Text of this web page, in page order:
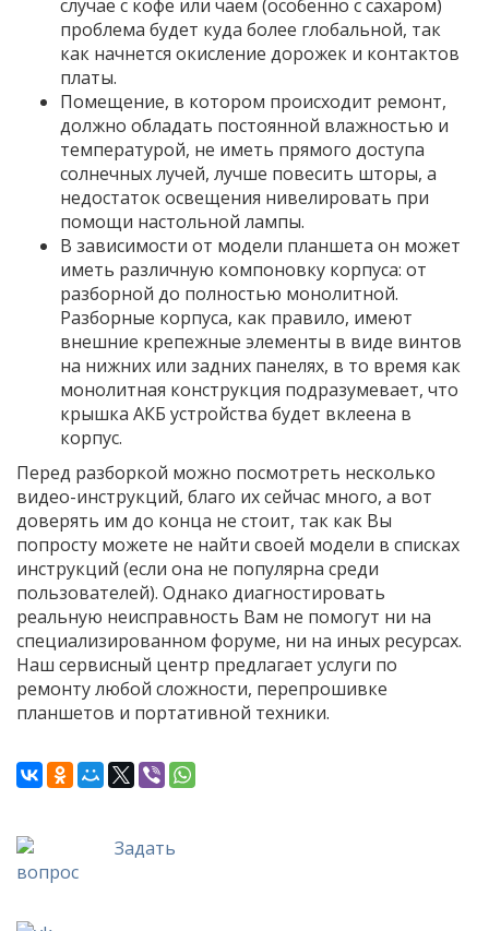
случае с кофе или чаем (особенно с сахаром)
проблема будет куда более глобальной, так
как начнется окисление дорожек и контактов
платы.
Помещение, в котором происходит ремонт,
должно обладать постоянной влажностью и
температурой, не иметь прямого доступа
солнечных лучей, лучше повесить шторы, а
недостаток освещения нивелировать при
помощи настольной лампы.
В зависимости от модели планшета он может
иметь различную компоновку корпуса: от
разборной до полностью монолитной.
Разборные корпуса, как правило, имеют
внешние крепежные элементы в виде винтов
на нижних или задних панелях, в то время как
монолитная конструкция подразумевает, что
крышка АКБ устройства будет вклеена в
корпус.
Перед разборкой можно посмотреть несколько
видео-инструкций, благо их сейчас много, а вот
доверять им до конца не стоит, так как Вы
попросту можете не найти своей модели в списках
инструкций (если она не популярна среди
пользователей). Однако диагностировать
реальную неисправность Вам не помогут ни на
специализированном форуме, ни на иных ресурсах.
Наш сервисный центр предлагает услуги по
ремонту любой сложности, перепрошивке
планшетов и портативной техники.
Задать
вопрос